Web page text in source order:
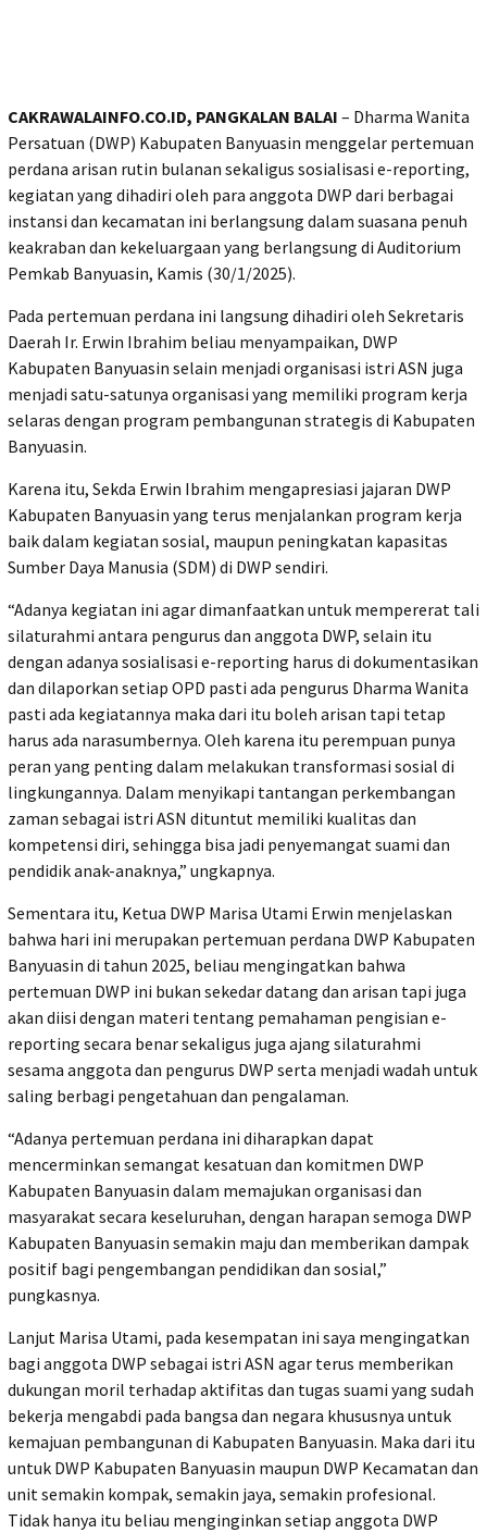
CAKRAWALAINFO.CO.ID, PANGKALAN BALAI – Dharma Wanita
Persatuan (DWP) Kabupaten Banyuasin menggelar pertemuan
perdana arisan rutin bulanan sekaligus sosialisasi e-reporting,
kegiatan yang dihadiri oleh para anggota DWP dari berbagai
instansi dan kecamatan ini berlangsung dalam suasana penuh
keakraban dan kekeluargaan yang berlangsung di Auditorium
Pemkab Banyuasin, Kamis (30/1/2025).
Pada pertemuan perdana ini langsung dihadiri oleh Sekretaris
Daerah Ir. Erwin Ibrahim beliau menyampaikan, DWP
Kabupaten Banyuasin selain menjadi organisasi istri ASN juga
menjadi satu-satunya organisasi yang memiliki program kerja
selaras dengan program pembangunan strategis di Kabupaten
Banyuasin.
Karena itu, Sekda Erwin Ibrahim mengapresiasi jajaran DWP
Kabupaten Banyuasin yang terus menjalankan program kerja
baik dalam kegiatan sosial, maupun peningkatan kapasitas
Sumber Daya Manusia (SDM) di DWP sendiri.
“Adanya kegiatan ini agar dimanfaatkan untuk mempererat tali
silaturahmi antara pengurus dan anggota DWP, selain itu
dengan adanya sosialisasi e-reporting harus di dokumentasikan
dan dilaporkan setiap OPD pasti ada pengurus Dharma Wanita
pasti ada kegiatannya maka dari itu boleh arisan tapi tetap
harus ada narasumbernya. Oleh karena itu perempuan punya
peran yang penting dalam melakukan transformasi sosial di
lingkungannya. Dalam menyikapi tantangan perkembangan
zaman sebagai istri ASN dituntut memiliki kualitas dan
kompetensi diri, sehingga bisa jadi penyemangat suami dan
pendidik anak-anaknya,” ungkapnya.
Sementara itu, Ketua DWP Marisa Utami Erwin menjelaskan
bahwa hari ini merupakan pertemuan perdana DWP Kabupaten
Banyuasin di tahun 2025, beliau mengingatkan bahwa
pertemuan DWP ini bukan sekedar datang dan arisan tapi juga
akan diisi dengan materi tentang pemahaman pengisian e-
reporting secara benar sekaligus juga ajang silaturahmi
sesama anggota dan pengurus DWP serta menjadi wadah untuk
saling berbagi pengetahuan dan pengalaman.
“Adanya pertemuan perdana ini diharapkan dapat
mencerminkan semangat kesatuan dan komitmen DWP
Kabupaten Banyuasin dalam memajukan organisasi dan
masyarakat secara keseluruhan, dengan harapan semoga DWP
Kabupaten Banyuasin semakin maju dan memberikan dampak
positif bagi pengembangan pendidikan dan sosial,”
pungkasnya.
Lanjut Marisa Utami, pada kesempatan ini saya mengingatkan
bagi anggota DWP sebagai istri ASN agar terus memberikan
dukungan moril terhadap aktifitas dan tugas suami yang sudah
bekerja mengabdi pada bangsa dan negara khususnya untuk
kemajuan pembangunan di Kabupaten Banyuasin. Maka dari itu
untuk DWP Kabupaten Banyuasin maupun DWP Kecamatan dan
unit semakin kompak, semakin jaya, semakin profesional.
Tidak hanya itu beliau menginginkan setiap anggota DWP